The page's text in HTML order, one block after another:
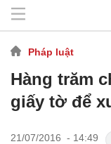
Pháp luật
Hàng trăm
giấy tờ để
21/07/2016 - 14:49